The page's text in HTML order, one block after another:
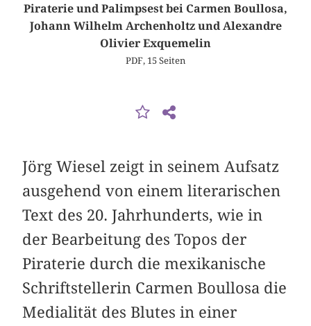
Piraterie und Palimpsest bei Carmen Boullosa,
Johann Wilhelm Archenholtz und Alexandre
Olivier Exquemelin
PDF, 15 Seiten
Jörg Wiesel zeigt in seinem Aufsatz
ausgehend von einem literarischen
Text des 20. Jahrhunderts, wie in
der Bearbeitung des Topos der
Piraterie durch die mexikanische
Schriftstellerin Carmen Boullosa die
Medialität des Blutes in einer